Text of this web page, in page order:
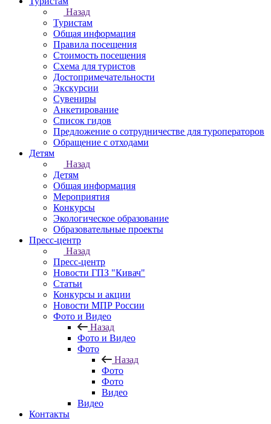
Назад
Туристам
Общая информация
Правила посещения
Стоимость посещения
Схема для туристов
Достопримечательности
Экскурсии
Сувениры
Анкетирование
Список гидов
Предложение о сотрудничестве для туроператоров
Обращение с отходами
Детям
Назад
Детям
Общая информация
Мероприятия
Конкурсы
Экологическое образование
Образовательные проекты
Пресс-центр
Назад
Пресс-центр
Новости ГПЗ "Кивач"
Статьи
Конкурсы и акции
Новости МПР России
Фото и Видео
Назад
Фото и Видео
Фото
Назад
Фото
Фото
Видео
Видео
Контакты